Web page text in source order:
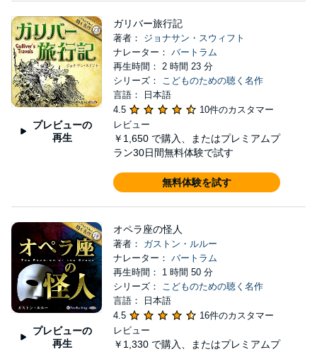
プレビューの
再生
ガリバー旅行記
著者： ジョナサン・スウィフト
ナレーター： バートラム
再生時間： 2 時間 23 分
シリーズ： こどものための聴く名作
言語： 日本語
4.5
10件のカスタマー
レビュー
￥1,650 で購入、またはプレミアムプ
ラン30日間無料体験で試す
無料体験を試す
プレビューの
再生
オペラ座の怪人
著者： ガストン・ルルー
ナレーター： バートラム
再生時間： 1 時間 50 分
シリーズ： こどものための聴く名作
言語： 日本語
4.5
16件のカスタマー
レビュー
￥1,330 で購入、またはプレミアムプ